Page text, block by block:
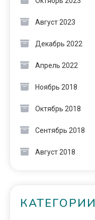
Август 2023
Декабрь 2022
Апрель 2022
Ноябрь 2018
Октябрь 2018
Сентябрь 2018
Август 2018
КАТЕГОРИИ